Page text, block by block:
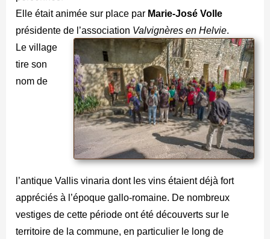
Elle était animée sur place par Marie-José Volle
présidente de l’association Valvignères en Helvie.
Le village
tire son
nom de
l’antique Vallis vinaria dont les vins étaient déjà fort
appréciés à l’époque gallo-romaine. De nombreux
vestiges de cette période ont été découverts sur le
territoire de la commune, en particulier le long de